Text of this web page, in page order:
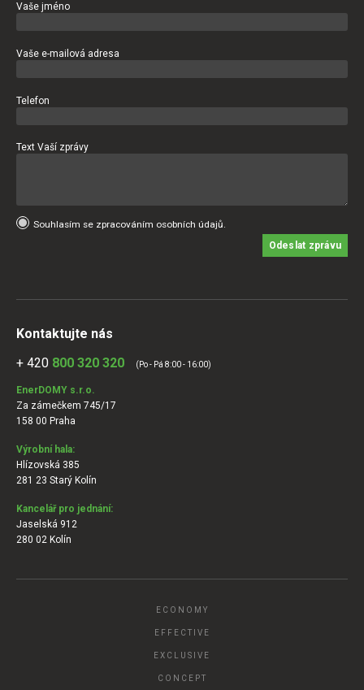
Vaše jméno
Vaše e-mailová adresa
Telefon
Text Vaší zprávy
Souhlasím se zpracováním osobních údajů.
Odeslat zprávu
Kontaktujte nás
+ 420 800 320 320 (Po - Pá 8:00 - 16:00)
EnerDOMY s.r.o.
Za zámečkem 745/17
158 00 Praha
Výrobní hala:
Hlízovská 385
281 23 Starý Kolín
Kancelář pro jednání:
Jaselská 912
280 02 Kolín
ECONOMY
EFFECTIVE
EXCLUSIVE
CONCEPT